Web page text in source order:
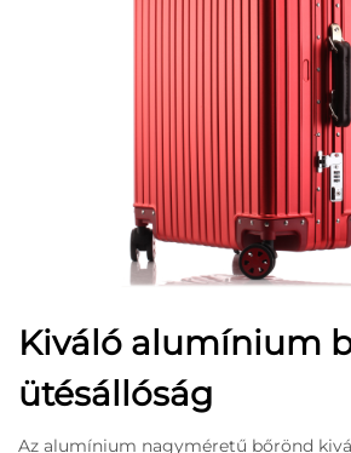
Kiváló alumínium
ütésállóság
Az alumínium nagyméretű bőrönd